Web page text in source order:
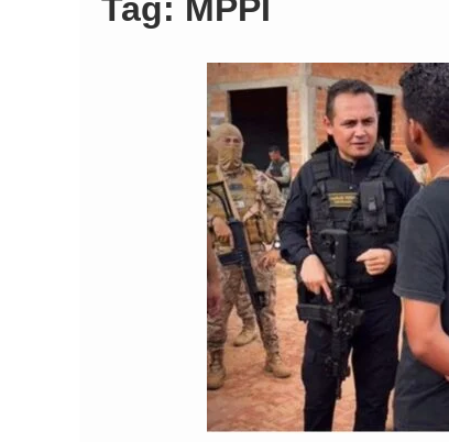
Tag: MPPI